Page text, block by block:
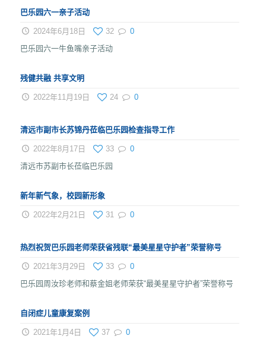
巴乐园六一亲子活动
2024年6月18日 0
32
巴乐园六一牛鱼嘴亲子活动
残健共融 共享文明
2022年11月19日 0
24
清远市副市长苏锦丹莅临巴乐园检查指导工作
2022年8月17日 0
33
清远市苏副市长莅临巴乐园
新年新气象，校园新形象
2022年2月21日 0
31
热烈祝贺巴乐园老师荣获省残联“最美星星守护者”荣誉称号
2021年3月29日 0
33
巴乐园周汝珍老师和蔡金姐老师荣获“最美星星守护者”荣誉称号
自闭症儿童康复案例
2021年1月4日 0
37